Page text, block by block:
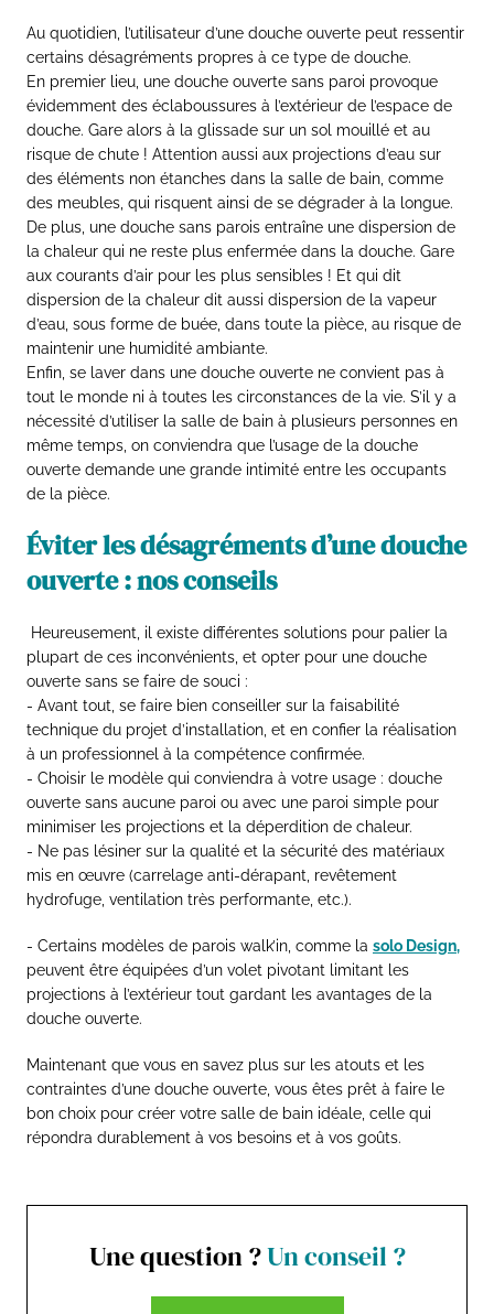
Au quotidien, l’utilisateur d’une douche ouverte peut ressentir
certains désagréments propres à ce type de douche.
En premier lieu, une douche ouverte sans paroi provoque
évidemment des éclaboussures à l’extérieur de l’espace de
douche. Gare alors à la glissade sur un sol mouillé et au
risque de chute ! Attention aussi aux projections d’eau sur
des éléments non étanches dans la salle de bain, comme
des meubles, qui risquent ainsi de se dégrader à la longue.
De plus, une douche sans parois entraîne une dispersion de
la chaleur qui ne reste plus enfermée dans la douche. Gare
aux courants d’air pour les plus sensibles ! Et qui dit
dispersion de la chaleur dit aussi dispersion de la vapeur
d’eau, sous forme de buée, dans toute la pièce, au risque de
maintenir une humidité ambiante.
Enfin, se laver dans une douche ouverte ne convient pas à
tout le monde ni à toutes les circonstances de la vie. S’il y a
nécessité d’utiliser la salle de bain à plusieurs personnes en
même temps, on conviendra que l’usage de la douche
ouverte demande une grande intimité entre les occupants
de la pièce.
Éviter les désagréments d’une douche
ouverte : nos conseils
Heureusement, il existe différentes solutions pour palier la
plupart de ces inconvénients, et opter pour une douche
ouverte sans se faire de souci :
- Avant tout, se faire bien conseiller sur la faisabilité
technique du projet d’installation, et en confier la réalisation
à un professionnel à la compétence confirmée.
- Choisir le modèle qui conviendra à votre usage : douche
ouverte sans aucune paroi ou avec une paroi simple pour
minimiser les projections et la déperdition de chaleur.
- Ne pas lésiner sur la qualité et la sécurité des matériaux
mis en œuvre (carrelage anti-dérapant, revêtement
hydrofuge, ventilation très performante, etc.).
- Certains modèles de parois walk’in, comme la solo Design,
peuvent être équipées d’un volet pivotant limitant les
projections à l’extérieur tout gardant les avantages de la
douche ouverte.
Maintenant que vous en savez plus sur les atouts et les
contraintes d’une douche ouverte, vous êtes prêt à faire le
bon choix pour créer votre salle de bain idéale, celle qui
répondra durablement à vos besoins et à vos goûts.
Une question ?Un conseil ?